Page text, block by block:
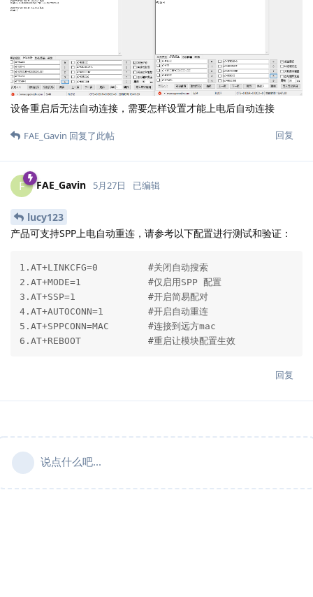
设备重启后无法自动连接，需要怎样设置才能上电后自动连接
回复
FAE_Gavin 回复了此帖
F FAE_Gavin 5月27日 已编辑
lucy123
产品可支持SPP上电自动重连，请参考以下配置进行测试和验证：
1.AT+LINKCFG=0         #关闭自动搜索
2.AT+MODE=1            #仅启用SPP 配置
3.AT+SSP=1             #开启简易配对
4.AT+AUTOCONN=1        #开启自动重连
5.AT+SPPCONN=MAC       #连接到远方mac
6.AT+REBOOT            #重启让模块配置生效
回复
说点什么吧...